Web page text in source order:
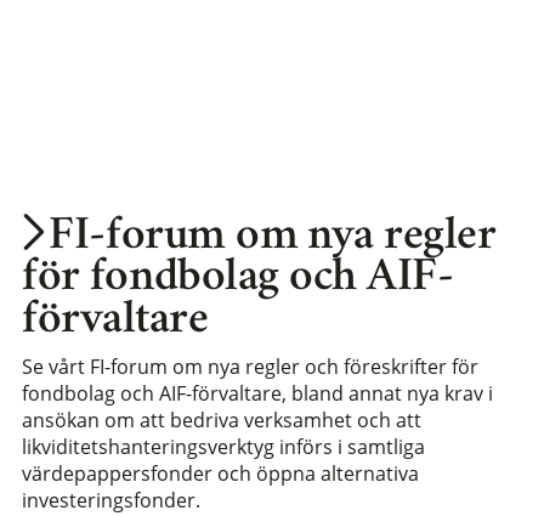
FI-forum om nya regler
för fondbolag och AIF-
förvaltare
Se vårt FI-forum om nya regler och föreskrifter för
fondbolag och AIF-förvaltare, bland annat nya krav i
ansökan om att bedriva verksamhet och att
likviditetshanteringsverktyg införs i samtliga
värdepappersfonder och öppna alternativa
investeringsfonder.